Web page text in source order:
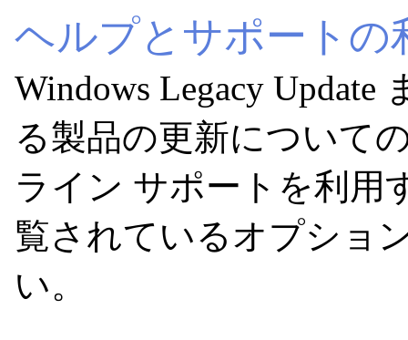
ヘルプとサポートの
Windows Legacy
る製品の更新について
ライン サポートを利用
覧されているオプショ
い。